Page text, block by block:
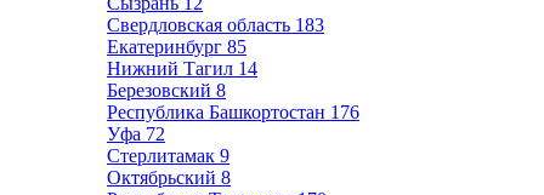
Свердловская область 183
Екатеринбург 85
Нижний Тагил 14
Березовский 8
Республика Башкортостан 176
Уфа 72
Стерлитамак 9
Октябрьский 8